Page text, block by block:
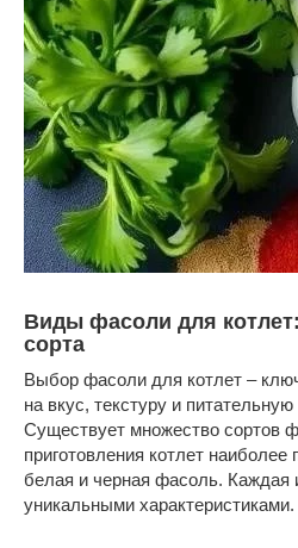
Виды фасоли для
сорта
Выбор фасоли для котлет –
на вкус, текстуру и
Существует множество сортов
приготовления котлет наиболее
белая и черная фасоль. Каждая
уникальными характеристиками.